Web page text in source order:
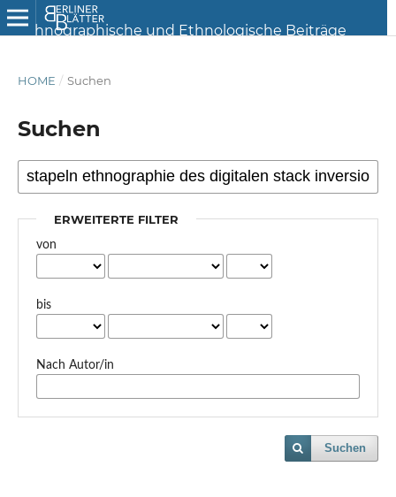
HOME / Suchen
Suchen
ERWEITERTE FILTER
von
bis
Nach Autor/in
Suchen